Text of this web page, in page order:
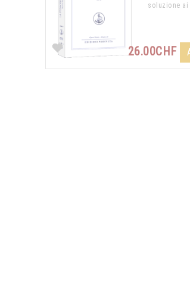
soluzione ai
26.00CHF